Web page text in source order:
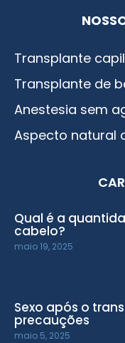
Transplante
Transplante de
Anestesia sem
Aspecto natural
Qual é a
cabelo?
maio 19, 2025
Sexo após o
precauções
maio 5, 2025